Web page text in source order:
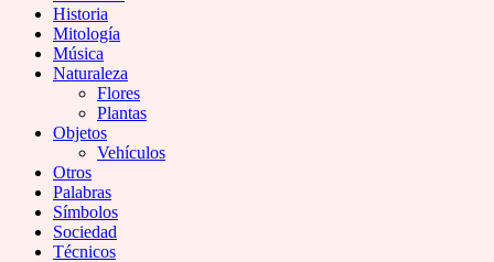
Historia
Mitología
Música
Naturaleza
Flores
Plantas
Objetos
Vehículos
Otros
Palabras
Símbolos
Sociedad
Técnicos